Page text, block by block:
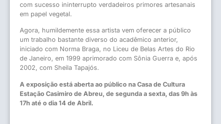
com sucesso ininterrupto verdadeiros primores artesanais
em papel vegetal.
Agora, humildemente essa artista vem oferecer a público
um trabalho bastante diverso do acadêmico anterior,
iniciado com Norma Braga, no Liceu de Belas Artes do Rio
de Janeiro, em 1999 aprimorado com Sônia Guerra e, após
2002, com Sheila Tapajós.
A exposição está aberta ao público na Casa de Cultura
Estação Casimiro de Abreu, de segunda a sexta, das 9h às
17h até o dia 14 de Abril.